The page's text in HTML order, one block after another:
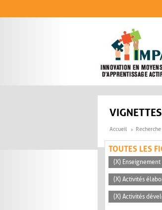
Accueil Recherche
TOUTES LES
(X)
(X) Activités
(X) Activités